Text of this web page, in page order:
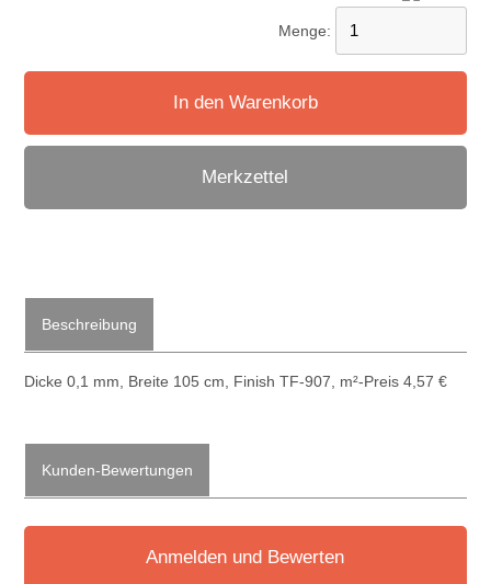
Menge:
In den Warenkorb
Merkzettel
Beschreibung
Dicke 0,1 mm, Breite 105 cm, Finish TF-907, m²-Preis 4,57 €
Kunden-Bewertungen
Anmelden und Bewerten